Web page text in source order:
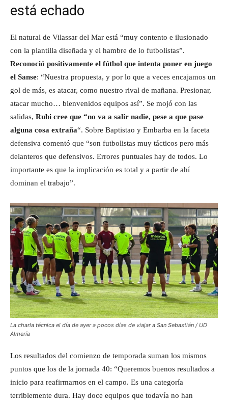
está echado
El natural de Vilassar del Mar está “muy contento e ilusionado
con la plantilla diseñada y el hambre de lo futbolistas”.
Reconoció positivamente el fútbol que intenta poner en juego
el Sanse: “Nuestra propuesta, y por lo que a veces encajamos un
gol de más, es atacar, como nuestro rival de mañana. Presionar,
atacar mucho… bienvenidos equipos así”. Se mojó con las
salidas, Rubi cree que “no va a salir nadie, pese a que pase
alguna cosa extraña“. Sobre Baptistao y Embarba en la faceta
defensiva comentó que “son futbolistas muy tácticos pero más
delanteros que defensivos. Errores puntuales hay de todos. Lo
importante es que la implicación es total y a partir de ahí
dominan el trabajo”.
La charla técnica el día de ayer a pocos días de viajar a San Sebastián / UD
Almería
Los resultados del comienzo de temporada suman los mismos
puntos que los de la jornada 40: “Queremos buenos resultados a
inicio para reafirmarnos en el campo. Es una categoría
terriblemente dura. Hay doce equipos que todavía no han